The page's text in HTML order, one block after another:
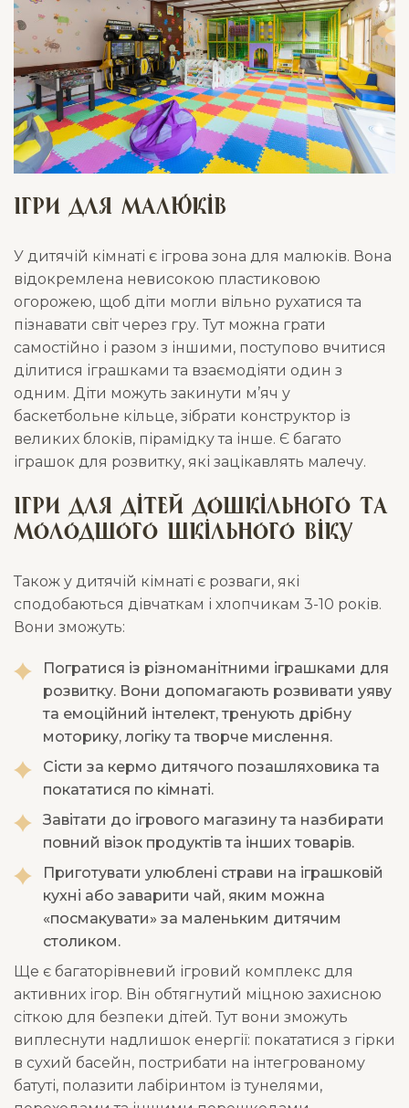
Ігри для малюків
У дитячій кімнаті є ігрова зона для малюків. Вона
відокремлена невисокою пластиковою
огорожею, щоб діти могли вільно рухатися та
пізнавати світ через гру. Тут можна грати
самостійно і разом з іншими, поступово вчитися
ділитися іграшками та взаємодіяти один з
одним. Діти можуть закинути м’яч у
баскетбольне кільце, зібрати конструктор із
великих блоків, пірамідку та інше. Є багато
іграшок для розвитку, які зацікавлять малечу.
Ігри для дітей дошкільного та
молодшого шкільного віку
Також у дитячій кімнаті є розваги, які
сподобаються дівчаткам і хлопчикам 3-10 років.
Вони зможуть:
Погратися із різноманітними іграшками для
розвитку. Вони допомагають розвивати уяву
та емоційний інтелект, тренують дрібну
моторику, логіку та творче мислення.
Сісти за кермо дитячого позашляховика та
покататися по кімнаті.
Завітати до ігрового магазину та назбирати
повний візок продуктів та інших товарів.
Приготувати улюблені страви на іграшковій
кухні або заварити чай, яким можна
«посмакувати» за маленьким дитячим
столиком.
Ще є багаторівневий ігровий комплекс для
активних ігор. Він обтягнутий міцною захисною
сіткою для безпеки дітей. Тут вони зможуть
виплеснути надлишок енергії: покататися з гірки
в сухий басейн, пострибати на інтегрованому
батуті, полазити лабіринтом із тунелями,